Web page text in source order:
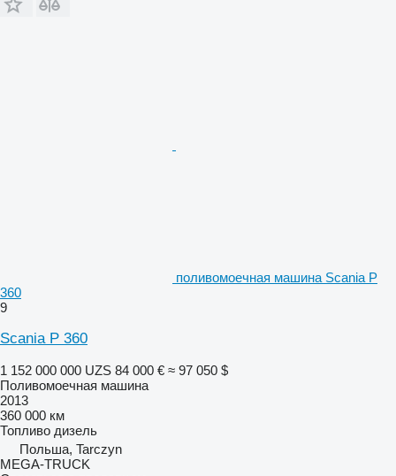
поливомоечная машина Scania P
360
9
Scania P 360
1 152 000 000 UZS 84 000 € ≈ 97 050 $
Поливомоечная машина
2013
360 000 км
Топливо дизель
Польша, Tarczyn
MEGA-TRUCK